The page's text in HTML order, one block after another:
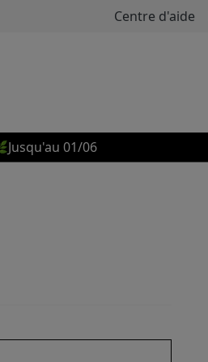
Centre d'aide
Jusqu'au 01/06